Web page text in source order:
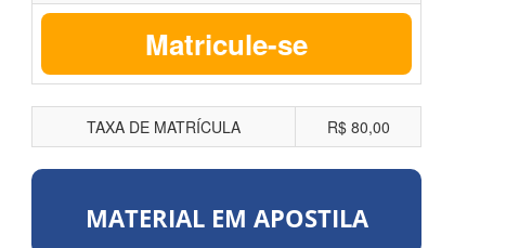
Matricule-se
TAXA DE MATRÍCULA R$ 80,00
MATERIAL EM APOSTILA